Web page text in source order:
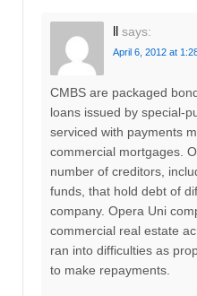
ll says:
April 6, 2012 at
CMBS are packaged
loans issued by special-
serviced with payments
commercial mortgages.
number of creditors,
funds, that hold debt of
company. Opera Uni
commercial real estate
ran into difficulties as
to make repayments.